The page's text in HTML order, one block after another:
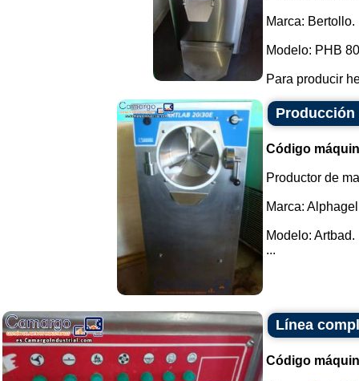
Marca: Bertollo.
Modelo: PHB
Para producir
Producción
Código
Productor de
Marca:
Modelo: Artbad.
...
Línea
Código